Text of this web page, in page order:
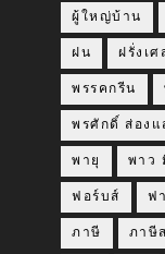
ผู้ใหญ่บ้าน
ฝน ฝรั่งเศ
พรรคกรีน
พรศักดิ์ ส่องแ
พายุ พาว
ฟอร์บส์ ฟ
ภาษี ภาษี